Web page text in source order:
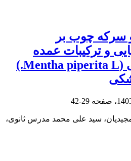
سرکه چوب بر
و ترکیبات عمده
اسانس نعناع فلفلی (Mentha piperita L.)
29-42
سید علی محمد مدرس ثانوی،